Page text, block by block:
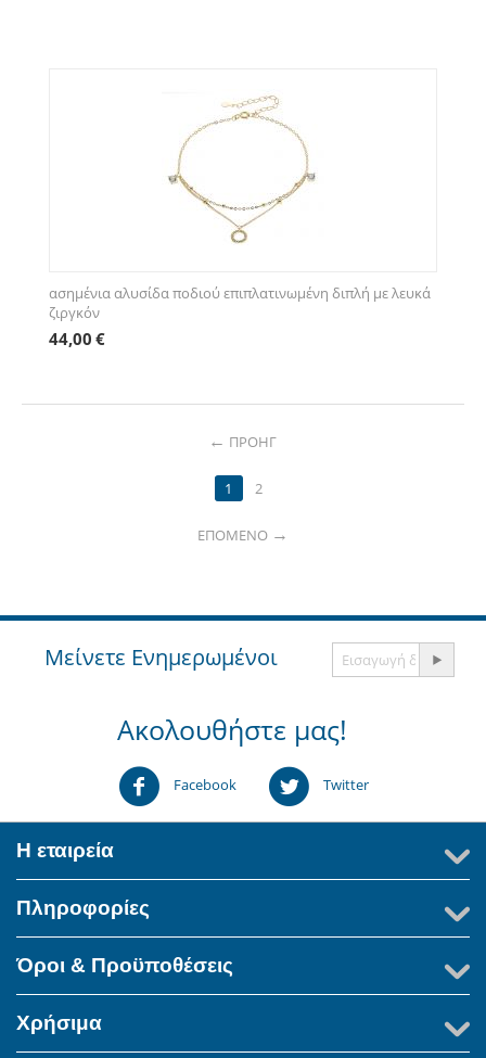
ασημένια αλυσίδα ποδιού επιπλατινωμένη διπλή με λευκά
ζιργκόν
44,00 €
ΠΡΟΗΓ
1 2
ΕΠΌΜΕΝΟ
Μείνετε Ενημερωμένοι
Ακολουθήστε μας!
Facebook Twitter
Η εταιρεία
Πληροφορίες
Όροι & Προϋποθέσεις
Χρήσιμα